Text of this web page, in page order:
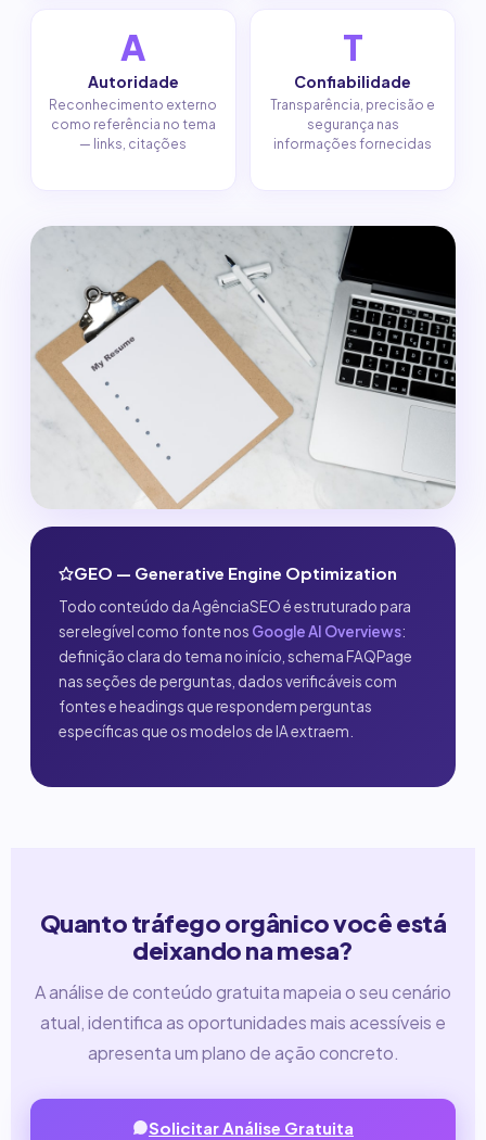
A
Autoridade
Reconhecimento externo
como referência no tema
— links, citações
T
Confiabilidade
Transparência, precisão e
segurança nas
informações fornecidas
GEO — Generative Engine Optimization
Todo conteúdo da AgênciaSEO é estruturado para
ser elegível como fonte nos Google AI Overviews:
definição clara do tema no início, schema FAQPage
nas seções de perguntas, dados verificáveis com
fontes e headings que respondem perguntas
específicas que os modelos de IA extraem.
Quanto tráfego orgânico você está
deixando na mesa?
A análise de conteúdo gratuita mapeia o seu cenário
atual, identifica as oportunidades mais acessíveis e
apresenta um plano de ação concreto.
Solicitar Análise Gratuita